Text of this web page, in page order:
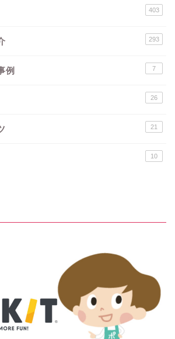
403
293
例 7
26
21
10